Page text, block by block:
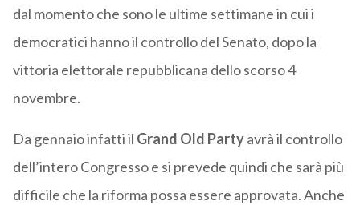
dal momento che sono le ultime settimane in cui i
democratici hanno il controllo del Senato, dopo la
vittoria elettorale repubblicana dello scorso 4
novembre.
Da gennaio infatti il Grand Old Partyavrà il controllo
dell’intero Congresso e si prevede quindi che sarà più
difficile che la riforma possa essere approvata. Anche